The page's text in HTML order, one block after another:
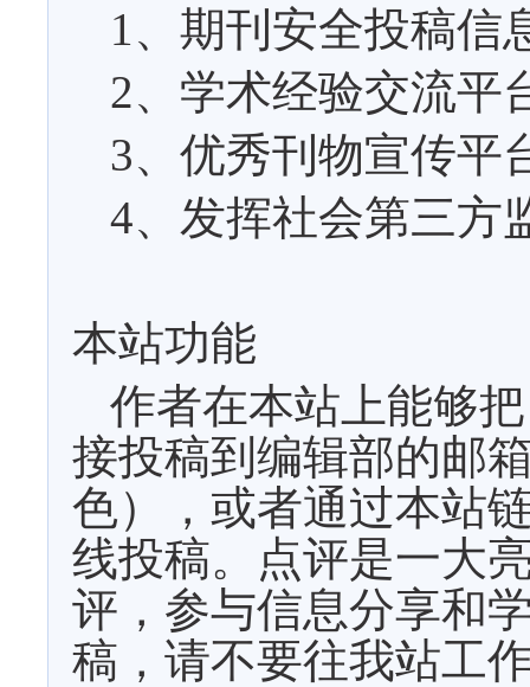
1、期刊安全投稿信
2、学术经验交流平
3、优秀刊物宣传平
4、发挥社会第三方
本站功能
作者在本站上能够
接投稿到编辑部的邮
色），或者通过本站
线投稿。点评是一大
评，参与信息分享和
稿，请不要往我站工